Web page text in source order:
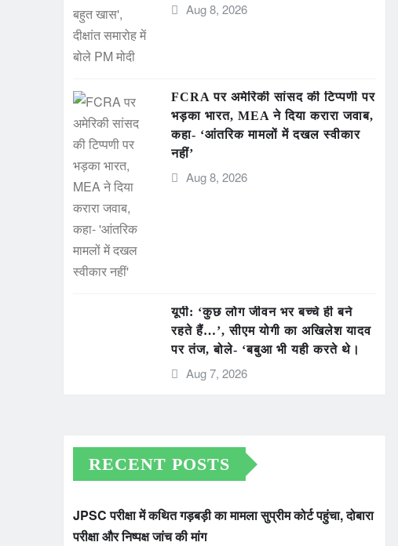
Aug 8, 2026
FCRA पर अमेरिकी सांसद की टिप्पणी पर
भड़का भारत, MEA ने दिया करारा जवाब,
कहा- ‘आंतरिक मामलों में दखल स्वीकार
नहीं’
Aug 8, 2026
यूपी: ‘कुछ लोग जीवन भर बच्चे ही बने
रहते हैं…’, सीएम योगी का अखिलेश यादव
पर तंज, बोले- ‘बबुआ भी यही करते थे।
Aug 7, 2026
RECENT POSTS
JPSC परीक्षा में कथित गड़बड़ी का मामला सुप्रीम कोर्ट पहुंचा, दोबारा
परीक्षा और निष्पक्ष जांच की मांग